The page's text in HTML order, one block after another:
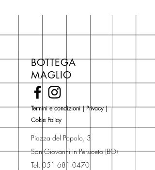
Numero pagine: 304
3/4 giorni, secondo disponibilità
di copertina, escluse le ultime
novità Maglio Editore (vedi etichetta
Novità).
Una volta nel carrello puoi decidere
se acquistare sul sito con
spedizione con corriere o se
risparmiare sulle spese di
spedizione e ritirare il libro presso
Libreria degli Orsi, Piazza del
BOTTEGA
MAGLIO
Termini e condizioni|Privacy|
Cokie Policy
Piazza del Popolo, 3
San Giovanni in Persiceto (BO)
Tel. 051 681 0470